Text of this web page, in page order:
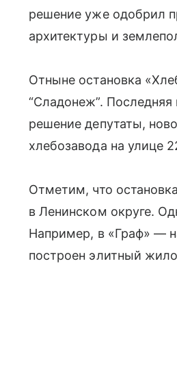
решение уже одобрил
архитектуры и
Отныне остановка
“Сладонеж”.
решение депутаты,
хлебозавода на улице
Отметим, что
в Ленинском округе.
Например, в «Граф» —
построен элитный